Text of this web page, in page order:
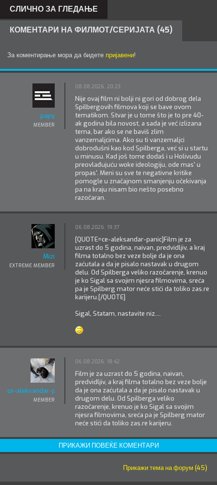
СЛИЧНО ЗА ГЛЕДАЊЕ
КОМЕНТАРИ НА ФИЛМОТ/СЕРИЈАТА (45)
За коментирање мора да бидете пријавени!
papy
MEMBER
08.08.2026. 20:23
Nije ovaj film ni bolji ni gori od dobrog dela
Spilbergovih filmova koji se bave ovom
tematikom. Stvar je u tome što je to pre 40-
ak godina bila novost, a sada je već izlizana
tema, bar ako se ne baviš zlim
vanzemaljcima. Ako su ti vanzemaljci
dobrodušni kao kod Spilberga, već si u startu
u minusu. Kad još tome dodaš i u Holivudu
preovlađujuću woke ideologiju, ode mas' u
propas'. Meni su sve te negativne kritike
pomogle u značajnom smanjenju očekivanja
pa na kraju nisam bio nešto posebno
razočaran.
Mizi
EXTREME MEMBER
06.08.2026. 19:37
[QUOTE=ce-aleksandar-panic]Film je za
uzrast do 5 godina, naivan, predvidljiv, a kraj
filma totalno bez veze bolje da je ona
zaćutala a da je pisalo nastavak u drugom
delu. Od Spilberga veliko razočarenje, krenuo
je ko Sigal sa svojim njesra filmovima, sreća
pa je Spilberg mator neće stići da toliko zas.re
karijeru.[/QUOTE]
Sigal, Statam, nastavite niz....
ce-aleksandar-panic
MEMBER
06.08.2026. 18:42
Film je za uzrast do 5 godina, naivan,
predvidljiv, a kraj filma totalno bez veze bolje
da je ona zaćutala a da je pisalo nastavak u
drugom delu. Od Spilberga veliko
razočarenje, krenuo je ko Sigal sa svojim
njesra filmovima, sreća pa je Spilberg mator
neće stići da toliko zas.re karijeru.
ПРИКАЖИ ПОВЕЌЕ КОМЕНТАРИ
Прикажи тема на форум (45)